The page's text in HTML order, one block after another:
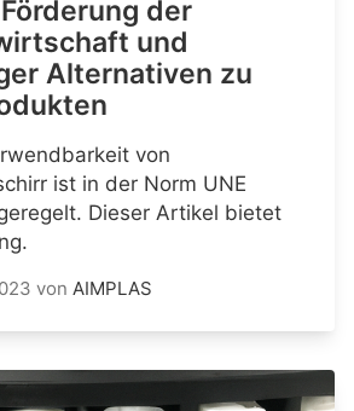
der
und
Alternativen zu
von
ist in der Norm UNE
Dieser Artikel bietet
von AIMPLAS